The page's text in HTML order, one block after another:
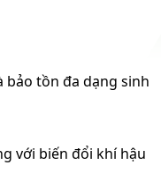
bảo tồn đa dạng sinh
với biến đổi khí hậu